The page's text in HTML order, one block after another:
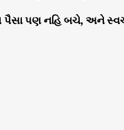
પૈસા પણ નહિ બચે, અને